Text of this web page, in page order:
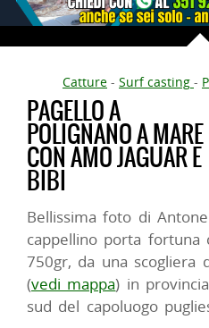
Catture - Surf casting -
PAGELLO A
POLIGNANO A MARE
CON AMO JAGUAR E
BIBI
Bellissima foto di
cappellino porta fortuna
750gr, da una scogliera
(vedi mappa) in
sud del capoluogo